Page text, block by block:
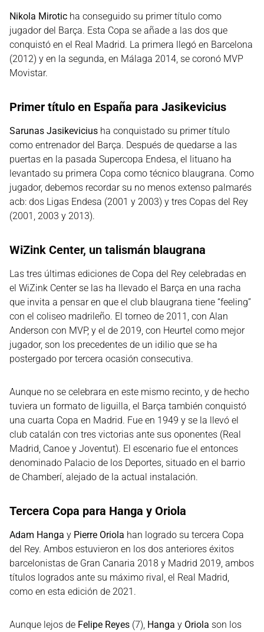
Nikola Mirotic ha conseguido su primer título como
jugador del Barça. Esta Copa se añade a las dos que
conquistó en el Real Madrid. La primera llegó en Barcelona
(2012) y en la segunda, en Málaga 2014, se coronó MVP
Movistar.
Primer título en España para Jasikevicius
Sarunas Jasikevicius ha conquistado su primer título
como entrenador del Barça. Después de quedarse a las
puertas en la pasada Supercopa Endesa, el lituano ha
levantado su primera Copa como técnico blaugrana. Como
jugador, debemos recordar su no menos extenso palmarés
acb: dos Ligas Endesa (2001 y 2003) y tres Copas del Rey
(2001, 2003 y 2013).
WiZink Center, un talismán blaugrana
Las tres últimas ediciones de Copa del Rey celebradas en
el WiZink Center se las ha llevado el Barça en una racha
que invita a pensar en que el club blaugrana tiene “feeling”
con el coliseo madrileño. El torneo de 2011, con Alan
Anderson con MVP, y el de 2019, con Heurtel como mejor
jugador, son los precedentes de un idilio que se ha
postergado por tercera ocasión consecutiva.
Aunque no se celebrara en este mismo recinto, y de hecho
tuviera un formato de liguilla, el Barça también conquistó
una cuarta Copa en Madrid. Fue en 1949 y se la llevó el
club catalán con tres victorias ante sus oponentes (Real
Madrid, Canoe y Joventut). El escenario fue el entonces
denominado Palacio de los Deportes, situado en el barrio
de Chamberí, alejado de la actual instalación.
Tercera Copa para Hanga y Oriola
Adam Hanga y Pierre Oriola han logrado su tercera Copa
del Rey. Ambos estuvieron en los dos anteriores éxitos
barcelonistas de Gran Canaria 2018 y Madrid 2019, ambos
títulos logrados ante su máximo rival, el Real Madrid,
como en esta edición de 2021.
Aunque lejos de Felipe Reyes (7), Hanga y Oriola son los